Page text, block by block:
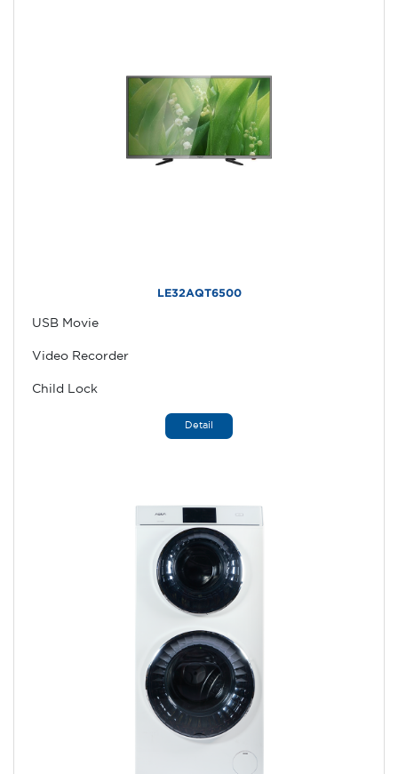
LE32AQT6500
USB Movie
Video Recorder
Child Lock
Detail